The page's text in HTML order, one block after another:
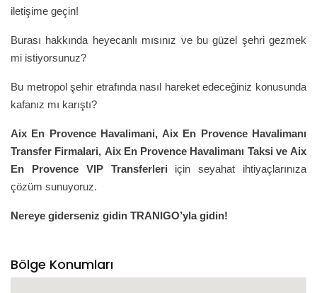
iletişime geçin!
Burası hakkında heyecanlı mısınız ve bu güzel şehri gezmek
mi istiyorsunuz?
Bu metropol şehir etrafında nasıl hareket edeceğiniz konusunda
kafanız mı karıştı?
Aix En ProvenceHavalimani, Aix En Provence Havalimanı
Transfer Firmalari, Aix En Provence Havalimanı Taksi ve Aix
En Provence VIP Transferleri için seyahat ihtiyaçlarınıza
çözüm sunuyoruz.
Nereye giderseniz gidin TRANIGO’yla gidin!
Bölge Konumları